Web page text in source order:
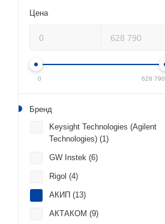
Цена
0 628 790
Бренд
Keysight Technologies (Agilent
Technologies) (1)
GW Instek (6)
Rigol (4)
АКИП (13)
АКТАКОМ (9)